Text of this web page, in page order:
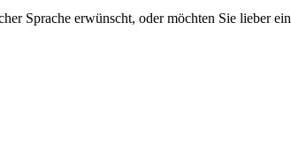
Sprache erwünscht, oder möchten Sie lieber